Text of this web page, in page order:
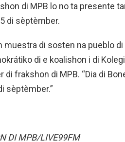
di MPB lo no ta presente
di sèptèmber.
muestra di sosten na pueblo
di e koalishon i di
di frakshon di MPB. “Dia di
sèptèmber.”
DI MPB/LIVE99FM